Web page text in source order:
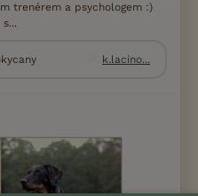
trenérem a psychologem :)
k.lacino...